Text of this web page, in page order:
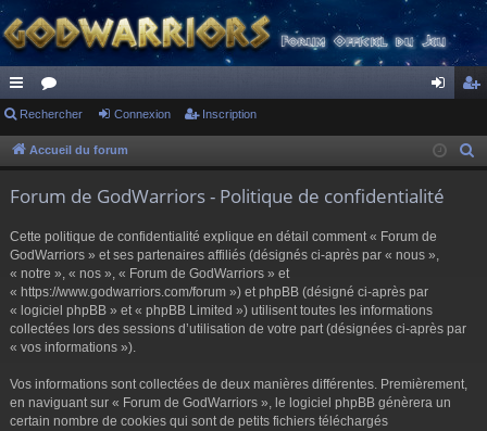
ac
co
s
or
u ne cri
Rechercher Connexion Inscription
Accueil du forum
Forum de GodWarriors - Politique de confidentialité
Cette politique de confidentialité explique en détail comment « Forum de
GodWarriors » et ses partenaires affiliés (désignés ci-après par « nous »,
« notre », « nos », « Forum de GodWarriors » et
« https://www.godwarriors.com/forum ») et phpBB (désigné ci-après par
« logiciel phpBB » et « phpBB Limited ») utilisent toutes les informations
collectées lors des sessions d’utilisation de votre part (désignées ci-après par
« vos informations »).
Vos informations sont collectées de deux manières différentes. Premièrement,
en naviguant sur « Forum de GodWarriors », le logiciel phpBB génèrera un
certain nombre de cookies qui sont de petits fichiers téléchargés